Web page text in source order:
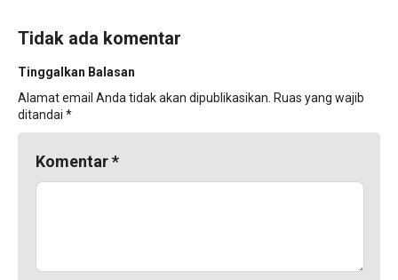
Tidak ada komentar
Tinggalkan Balasan
Alamat email Anda tidak akan dipublikasikan. Ruas yang wajib
ditandai *
Komentar*